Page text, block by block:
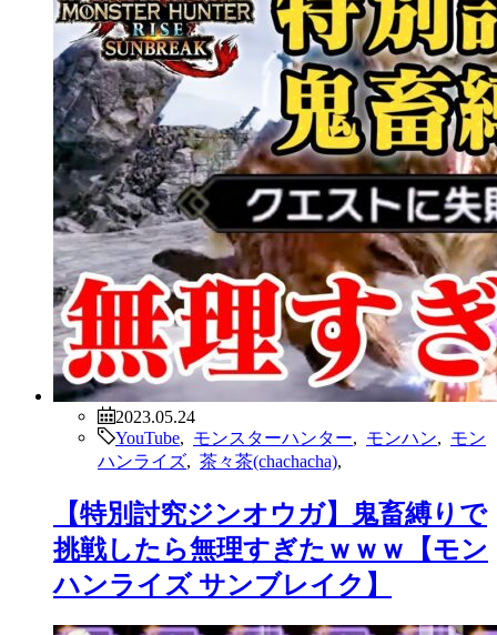
2023.05.24
YouTube
モンスターハンター モンハン
モン
ハンライズ
茶々茶(chachacha)
【特別討究ジンオウガ】鬼畜縛りで
挑戦したら無理すぎたｗｗｗ【モン
ハンライズ サンブレイク】